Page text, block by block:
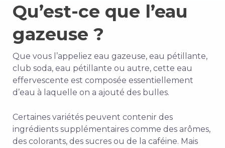
Qu’est-ce que l’eau
gazeuse ?
Que vous l’appeliez eau gazeuse, eau pétillante,
club soda, eau pétillante ou autre, cette eau
effervescente est composée essentiellement
d’eau à laquelle on a ajouté des bulles.
Certaines variétés peuvent contenir des
ingrédients supplémentaires comme des arômes,
des colorants, des sucres ou de la caféine. Mais